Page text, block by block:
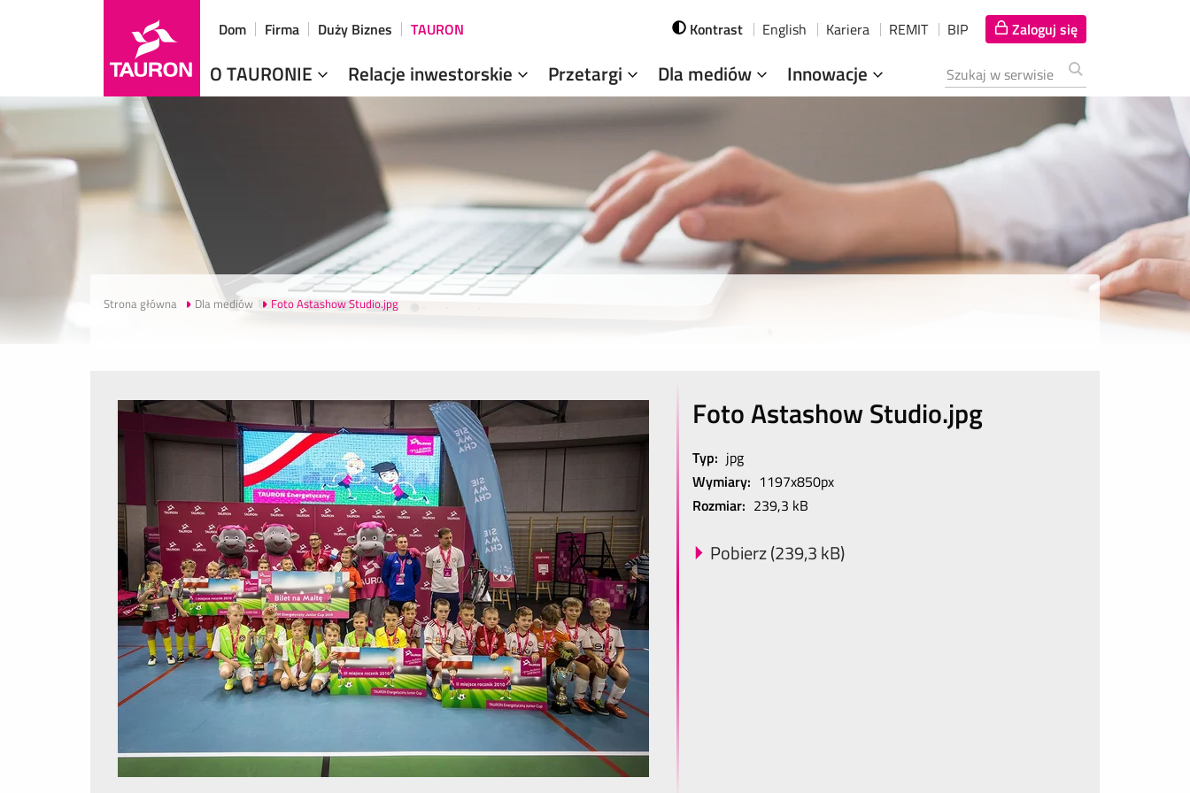
Dom Firma Duży Biznes
TAURON
Szukana fraza
Zaloguj się
O TAURONIE Relacje inwestorskie Przetargi Dla mediów Innowacje
Kontrast English Kariera REMIT BIP
Strona główna Dla mediów Foto Astashow Studio.jpg
Foto Astashow Studio.jpg
Typ: jpg
Wymiary: 1197x850px
Rozmiar: 239,3 kB
Pobierz (239,3 kB)